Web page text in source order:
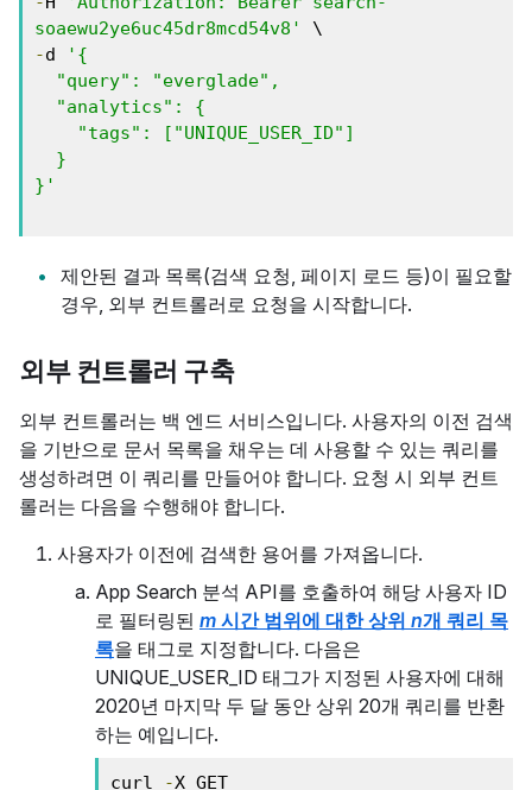
soaewu2ye6uc45dr8mcd54v8'
-d
'{
}'
제안된 결과 목록(검색 요청, 페이지 로드 등)이 필요할
경우, 외부 컨트롤러로 요청을 시작합니다.
외부 컨트롤러 구축
외부 컨트롤러는 백 엔드 서비스입니다. 사용자의 이전 검색
을 기반으로 문서 목록을 채우는 데 사용할 수 있는 쿼리를
생성하려면 이 쿼리를 만들어야 합니다. 요청 시 외부 컨트
롤러는 다음을 수행해야 합니다.
사용자가 이전에 검색한 용어를 가져옵니다.
App Search 분석 API를 호출하여 해당 사용자 ID
로 필터링된 m 시간 범위에 대한 상위 n개 쿼리 목
록을 태그로 지정합니다. 다음은
UNIQUE_USER_ID 태그가 지정된 사용자에 대해
2020년 마지막 두 달 동안 상위 20개 쿼리를 반환
하는 예입니다.
curl -